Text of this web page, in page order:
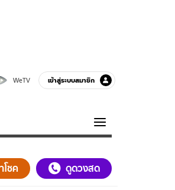
WeTV เข้าสู่ระบบสมาชิก
วามรู้รอบตัว
วทู
โชค ดูดวงสด